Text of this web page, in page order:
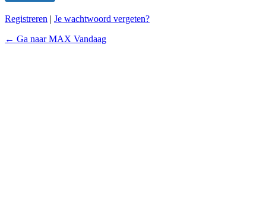
Registreren | Je wachtwoord vergeten?
← Ga naar MAX Vandaag